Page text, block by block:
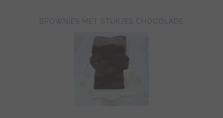
BROWNIES MET STUKJES CHOCOLADE